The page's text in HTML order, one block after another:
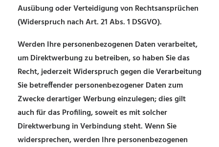
Ausübung oder Verteidigung von Rechtsansprüchen
(Widerspruch nach Art. 21 Abs. 1 DSGVO).
Werden Ihre personenbezogenen Daten verarbeitet,
um Direktwerbung zu betreiben, so haben Sie das
Recht, jederzeit Widerspruch gegen die Verarbeitung
Sie betreffender personenbezogener Daten zum
Zwecke derartiger Werbung einzulegen; dies gilt
auch für das Profiling, soweit es mit solcher
Direktwerbung in Verbindung steht. Wenn Sie
widersprechen, werden Ihre personenbezogenen